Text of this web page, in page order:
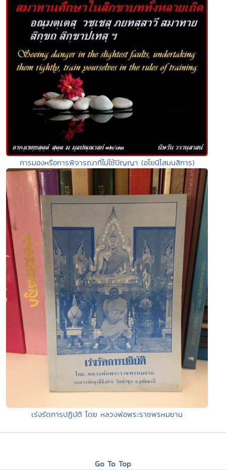
การมองหรือการพิจารณาที่ไม่ใช้ปัญญา (อโยนิโสมนสิการ)
เร่งรัดการปฏิบัติ โดย หลวงพ่อพระราชพรหมยาน
Go To Top